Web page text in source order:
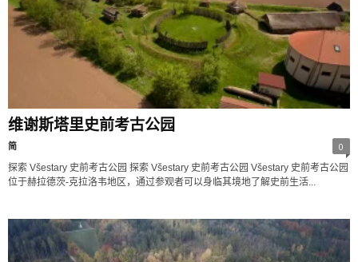
维谢斯塔里史前考古公园
简 0
探索 Všestary 史前考古公园 探索 Všestary 史前考古公园 Všestary 史前考古公园
位于赫拉德茨-克拉洛韦地区，通过参观者可以身临其境地了解史前生活...